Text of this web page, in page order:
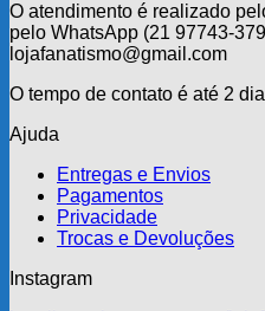
O atendimento é realizado
pelo WhatsApp (21 97743-
lojafanatismo@gmail.com
O tempo de contato é até 2
Ajuda
Entregas e Envios
Pagamentos
Privacidade
Trocas e Devoluções
Instagram